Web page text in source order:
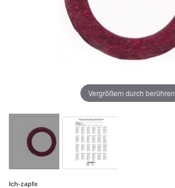
Vergrößern durch berühren
Ich-zapfe